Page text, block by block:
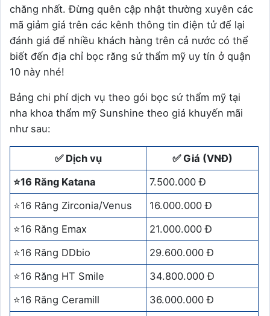
chăng nhất. Đừng quên cập nhật thường xuyên các
mã giảm giá trên các kênh thông tin điện tử để lại
đánh giá để nhiều khách hàng trên cả nước có thể
biết đến địa chỉ bọc răng sứ thẩm mỹ uy tín ở quận
10 này nhé!
Bảng chi phí dịch vụ theo gói bọc sứ thẩm mỹ tại
nha khoa thẩm mỹ Sunshine theo giá khuyến mãi
như sau:
✅ Dịch vụ
✅ Giá (VNĐ)
⭐16 Răng Katana
7.500.000 Đ
⭐16 Răng Zirconia/Venus
16.000.000 Đ
⭐16 Răng Emax
21.000.000 Đ
⭐16 Răng DDbio
29.600.000 Đ
⭐16 Răng HT Smile
34.800.000 Đ
⭐16 Răng Ceramill
36.000.000 Đ